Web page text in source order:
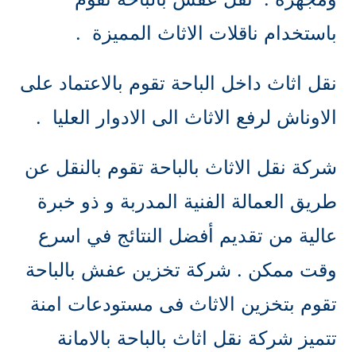
باستخدام ناقلات الاثاث المميزة .
نقل اثاث داخل الباحة تقوم بالاعتماد على
الاوناش لرفع الاثاث الى الادوار العليا .
شركة نقل الاثاث بالباحة تقوم بالنقل عن
طريق العمالة الفنية المدربة و ذو خبرة
عالية من تقديم أفضل النتائج في اسرع
وقت ممكن . شركة تخزين عفش بالباحة
تقوم بتخزين الاثاث فى مستودعات امنة
تتميز شركة نقل اثاث بالباحة بالامانة